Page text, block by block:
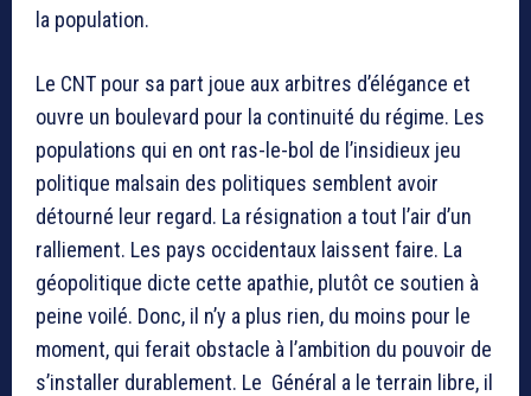
la population.
Le CNT pour sa part joue aux arbitres d’élégance et
ouvre un boulevard pour la continuité du régime. Les
populations qui en ont ras-le-bol de l’insidieux jeu
politique malsain des politiques semblent avoir
détourné leur regard. La résignation a tout l’air d’un
ralliement. Les pays occidentaux laissent faire. La
géopolitique dicte cette apathie, plutôt ce soutien à
peine voilé. Donc, il n’y a plus rien, du moins pour le
moment, qui ferait obstacle à l’ambition du pouvoir de
s’installer durablement. Le Général a le terrain libre, il